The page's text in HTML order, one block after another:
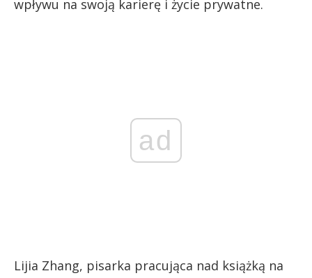
wpływu na swoją karierę i życie prywatne.
ad
Lijia Zhang, pisarka pracująca nad książką na